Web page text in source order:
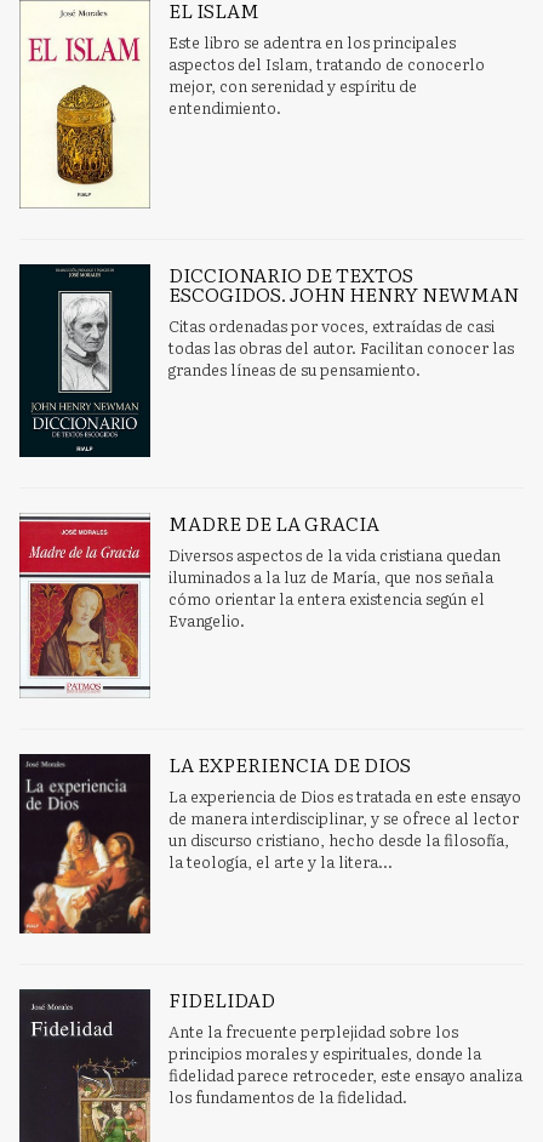
EL ISLAM
Este libro se adentra en los principales
aspectos del Islam, tratando de conocerlo
mejor, con serenidad y espíritu de
entendimiento.
DICCIONARIO DE TEXTOS
ESCOGIDOS. JOHN HENRY NEWMAN
Citas ordenadas por voces, extraídas de casi
todas las obras del autor. Facilitan conocer las
grandes líneas de su pensamiento.
MADRE DE LA GRACIA
Diversos aspectos de la vida cristiana quedan
iluminados a la luz de María, que nos señala
cómo orientar la entera existencia según el
Evangelio.
LA EXPERIENCIA DE DIOS
La experiencia de Dios es tratada en este ensayo
de manera interdisciplinar, y se ofrece al lector
un discurso cristiano, hecho desde la filosofía,
la teología, el arte y la litera...
FIDELIDAD
Ante la frecuente perplejidad sobre los
principios morales y espirituales, donde la
fidelidad parece retroceder, este ensayo analiza
los fundamentos de la fidelidad.